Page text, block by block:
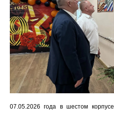
07.05.2026 года в шестом